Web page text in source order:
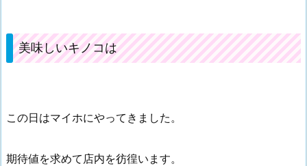
美味しいキノコは
この日はマイホにやってきました。
期待値を求めて店内を彷徨います。